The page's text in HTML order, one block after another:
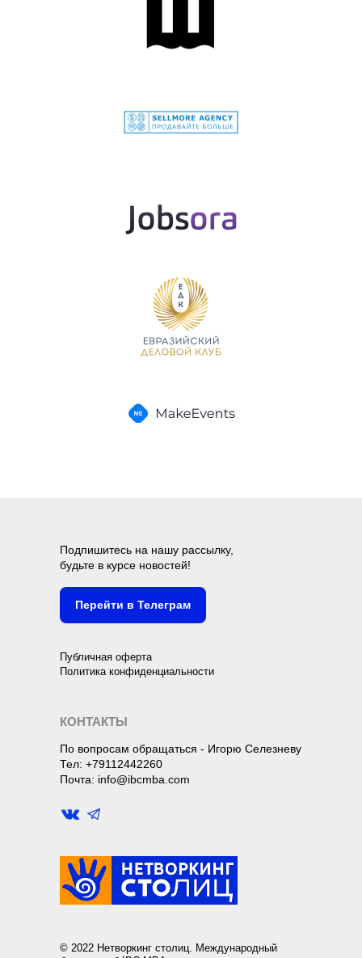
© 2022 Нетворкинг столиц. Международный
Подпишитесь на нашу рассылку,
будьте в курсе новостей!
КОНТАКТЫ
По вопросам обращаться - Игорю Селезневу
Тел: +79112442260
Почта: info@ibcmba.com
Публичная оферта
Политика конфиденциальности
Перейти в Телеграм